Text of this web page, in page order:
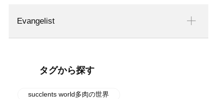
Evangelist
タグから探す
succlents world多肉の世界